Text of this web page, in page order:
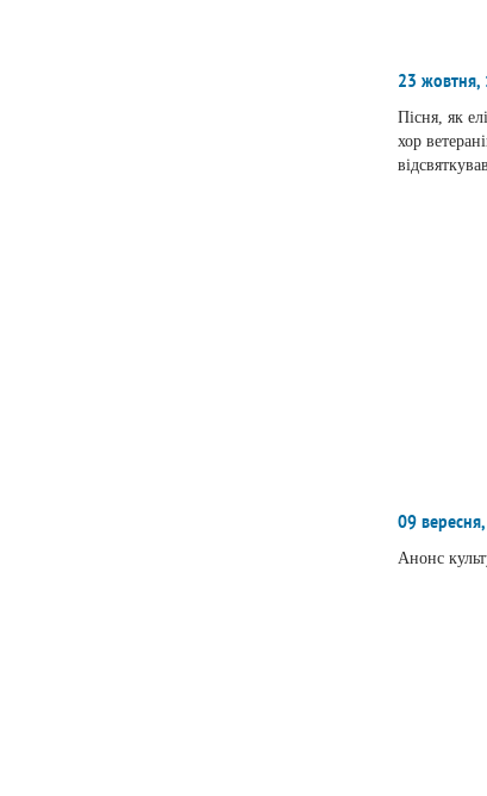
23 жовтня,
Пісня, як
хор
09
Анонс